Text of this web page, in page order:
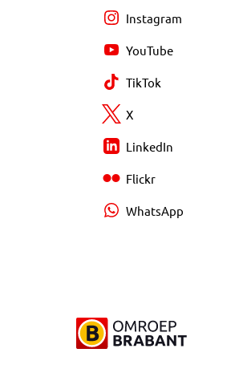
Instagram
YouTube
TikTok
X
LinkedIn
Flickr
WhatsApp